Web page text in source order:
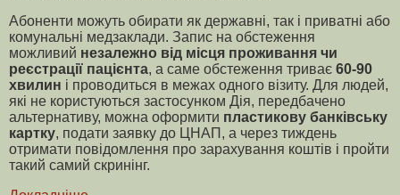
Абоненти можуть обирати як державні, так і приватні або
комунальні медзаклади. Запис на обстеження
можливий незалежно від місця проживання чи
реєстрації пацієнта, а саме обстеження триває 60-90
хвилин і проводиться в межах одного візиту. Для людей,
які не користуються застосунком Дія, передбачено
альтернативу, можна оформити пластикову банківську
картку, подати заявку до ЦНАП, а через тиждень
отримати повідомлення про зарахування коштів і пройти
такий самий скринінг.